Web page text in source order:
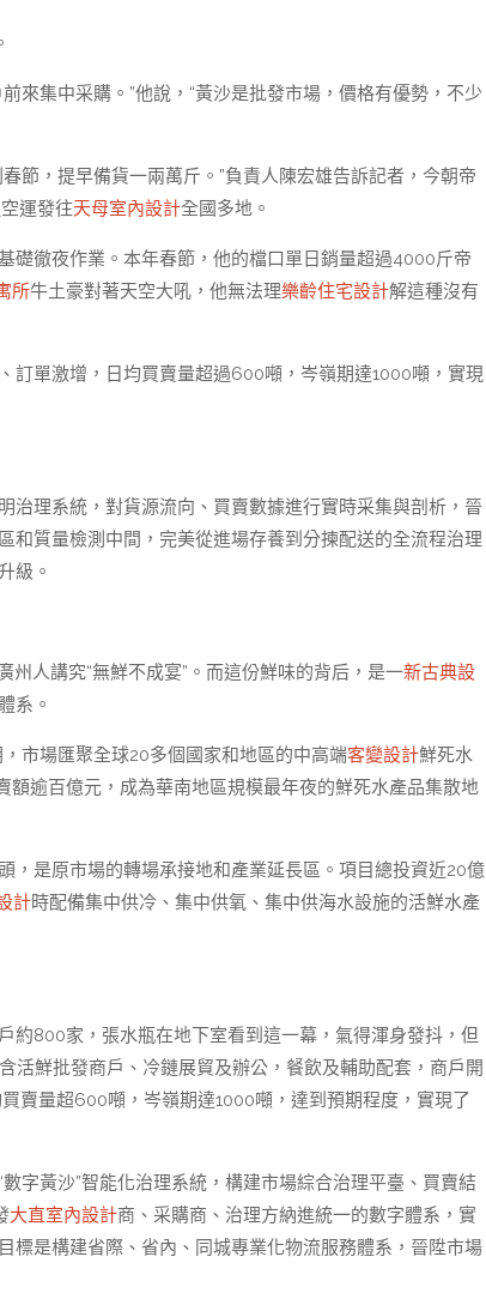
來集中采購。”他說，“黃沙是批發市場，價格有優勢，不少
節，提早備貨一兩萬斤。”負責人陳宏雄告訴記者，今朝帝
運發往天母室內設計全國多地。
礎徹夜作業。本年春節，他的檔口單日銷量超過4000斤帝
所牛土豪對著天空大吼，他無法理樂齡住宅設計解這種沒有
訂單激增，日均買賣量超過600噸，岑嶺期達1000噸，實現
治理系統，對貨源流向、買賣數據進行實時采集與剖析，晉
和質量檢測中間，完美從進場存養到分揀配送的全流程治理
級。
人講究“無鮮不成宴”。而這份鮮味的背后，是一新古典設
系。
市場匯聚全球20多個國家和地區的中高端客變設計鮮死水
逾百億元，成為華南地區規模最年夜的鮮死水產品集散地
，是原市場的轉場承接地和產業延長區。項目總投資近20億
計時配備集中供冷、集中供氧、集中供海水設施的活鮮水產
約800家，張水瓶在地下室看到這一幕，氣得渾身發抖，但
活鮮批發商戶、冷鏈展貿及辦公，餐飲及輔助配套，商戶開
賣量超600噸，岑嶺期達1000噸，達到預期程度，實現了
字黃沙”智能化治理系統，構建市場綜合治理平臺、買賣結
大直室內設計商、采購商、治理方納進統一的數字體系，實
標是構建省際、省內、同城專業化物流服務體系，晉陞市場